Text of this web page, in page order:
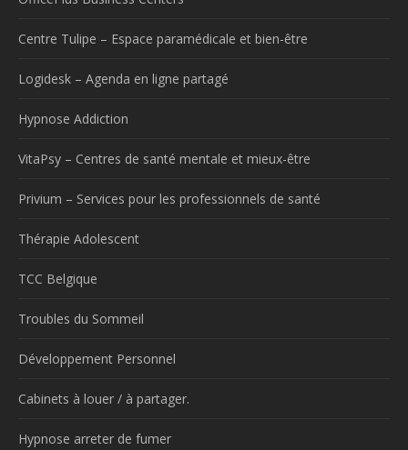
Centre Tulipe – Espace paramédicale et bien-être
Logidesk – Agenda en ligne partagé
Hypnose Addiction
VitaPsy – Centres de santé mentale et mieux-être
Privium – Services pour les professionnels de santé
Thérapie Adolescent
TCC Belgique
Troubles du Sommeil
Développement Personnel
Cabinets à louer / à partager.
Hypnose arreter de fumer